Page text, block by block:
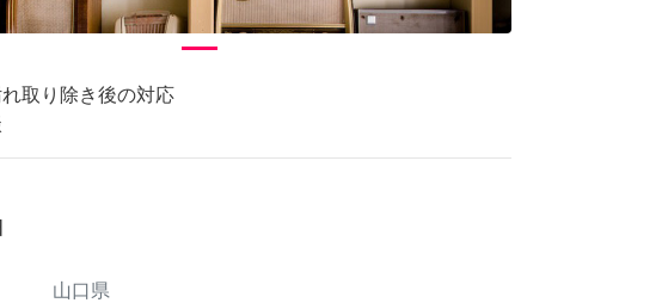
取り除き後の対応
山口県